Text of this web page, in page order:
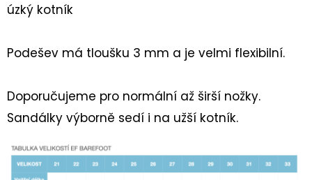
úzký kotník
Podešev má tloušku 3 mm a je velmi flexibilní.
Doporučujeme pro normální až širší nožky.
Sandálky výborně sedí i na užší kotník.